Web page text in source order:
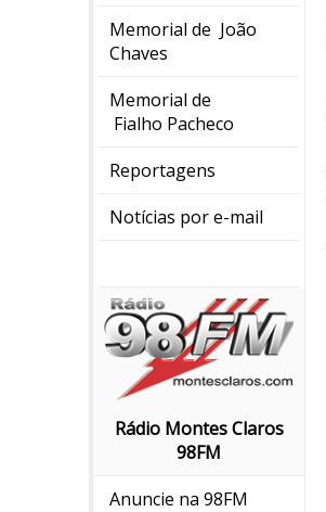
Memorial de João
Chaves
Memorial de
Fialho Pacheco
Reportagens
Notícias por e-mail
Rádio Montes Claros
98FM
Anuncie na 98FM